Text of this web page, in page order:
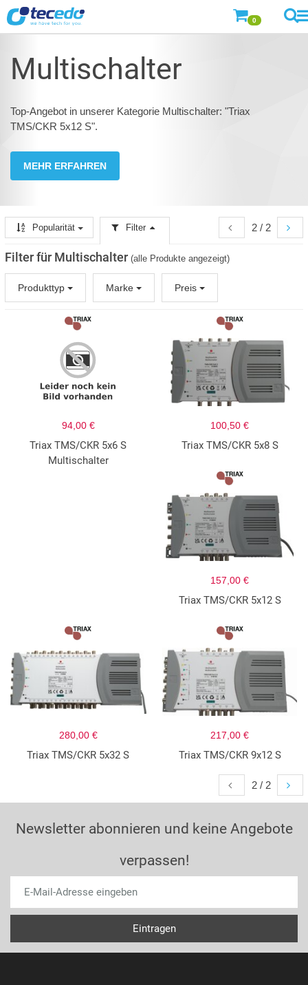
0
Multischalter
Top-Angebot in unserer Kategorie Multischalter: "Triax
TMS/CKR 5x12 S".
MEHR ERFAHREN
2 / 2
Popularität Filter
Filter für Multischalter (alle Produkte angezeigt)
Produkttyp Marke Preis
94,00 €
Triax TMS/CKR 5x6 S
Multischalter
100,50 €
Triax TMS/CKR 5x8 S
157,00 €
Triax TMS/CKR 5x12 S
280,00 €
Triax TMS/CKR 5x32 S
217,00 €
Triax TMS/CKR 9x12 S
2 / 2
Newsletter abonnieren und keine Angebote
verpassen!